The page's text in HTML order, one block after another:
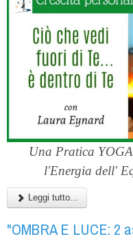
Una Pratica
l'Energia dell'
Leggi tutto...
"OMBRA E LUCE: 2